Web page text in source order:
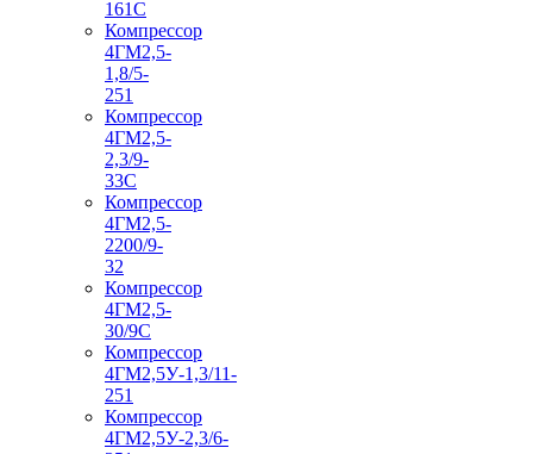
161С
Компрессор
4ГМ2,5-
1,8/5-
251
Компрессор
4ГМ2,5-
2,3/9-
33С
Компрессор
4ГМ2,5-
2200/9-
32
Компрессор
4ГМ2,5-
30/9С
Компрессор
4ГМ2,5У-1,3/11-
251
Компрессор
4ГМ2,5У-2,3/6-